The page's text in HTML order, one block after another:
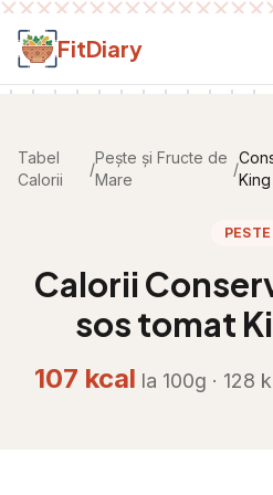
Salt la conținut
FitDiary
Tabel
Calorii
/
Pește și Fructe de
Mare
/
PESTE
Calorii
sos tomat
107 kcal la 100g · 128